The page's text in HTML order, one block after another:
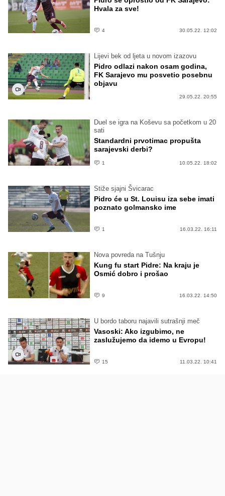
Hvala za sve!
4 30.05.22. 12:02
Lijevi bek od ljeta u novom izazovu
Pidro odlazi nakon osam godina,
FK Sarajevo mu posvetio posebnu
objavu
29.05.22. 20:55
Duel se igra na Koševu sa početkom u 20
sati
Standardni prvotimac propušta
sarajevski derbi?
1 10.05.22. 18:02
Stiže sjajni Švicarac
Pidro će u St. Louisu iza sebe imati
poznato golmansko ime
1 16.03.22. 16:11
Nova povreda na Tušnju
Kung fu start Pidre: Na kraju je
Osmić dobro i prošao
9 16.03.22. 14:50
U bordo taboru najavili sutrašnji meč
Vasoski: Ako izgubimo, ne
zaslužujemo da idemo u Evropu!
15 11.03.22. 10:41